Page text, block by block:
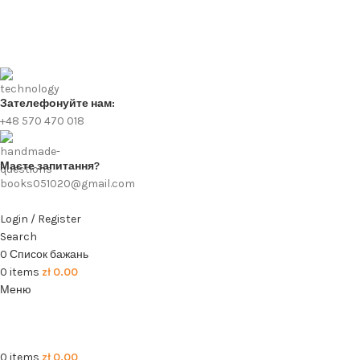
Зателефонуйте нам:
+48 570 470 018
Маєте запитання?
books051020@gmail.com
Login / Register
Search
0 Список бажань
0 items zł 0.00
Меню
0 items zł 0.00